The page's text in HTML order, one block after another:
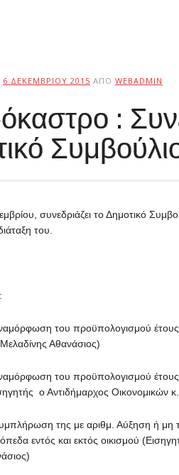
6 ΔΕΚΕΜΒΡΊΟΥ 2015 ΑΠΌ WEBADMIN
:
συνεδριάζει το Δημοτικό
του.
του προϋπολογισμού έτους
Αθανάσιος)
του προϋπολογισμού έτους
ο Αντιδήμαρχος Οικονομικών
της με αριθμ. Αύξηση ή μη
εντός και εκτός οικισμού